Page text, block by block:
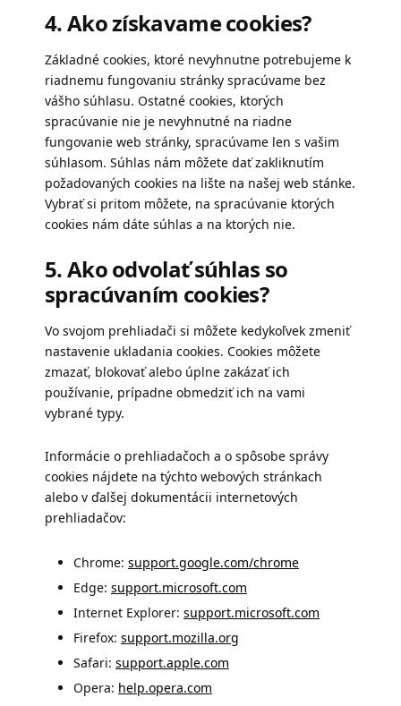
4. Ako získavame cookies?
Základné cookies, ktoré nevyhnutne potrebujeme k
riadnemu fungovaniu stránky spracúvame bez
vášho súhlasu. Ostatné cookies, ktorých
spracúvanie nie je nevyhnutné na riadne
fungovanie web stránky, spracúvame len s vašim
súhlasom. Súhlas nám môžete dať zakliknutím
požadovaných cookies na lište na našej web stánke.
Vybrať si pritom môžete, na spracúvanie ktorých
cookies nám dáte súhlas a na ktorých nie.
5. Ako odvolať súhlas so
spracúvaním cookies?
Vo svojom prehliadači si môžete kedykoľvek zmeniť
nastavenie ukladania cookies. Cookies môžete
zmazať, blokovať alebo úplne zakázať ich
používanie, prípadne obmedziť ich na vami
vybrané typy.
Informácie o prehliadačoch a o spôsobe správy
cookies nájdete na týchto webových stránkach
alebo v ďalšej dokumentácii internetových
prehliadačov:
Chrome: support.google.com/chrome
Edge: support.microsoft.com
Internet Explorer: support.microsoft.com
Firefox: support.mozilla.org
Safari: support.apple.com
Opera: help.opera.com